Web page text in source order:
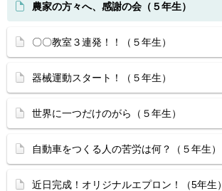
農家の方々へ、感謝の会（５年生）
〇〇教室３連発！！（５年生）
器械運動スタート！（５年生）
世界に一つだけのがら（５年生）
自動車をつくる人の苦労は何？（５年生）
近日完成！オリジナルエプロン！（5年生）